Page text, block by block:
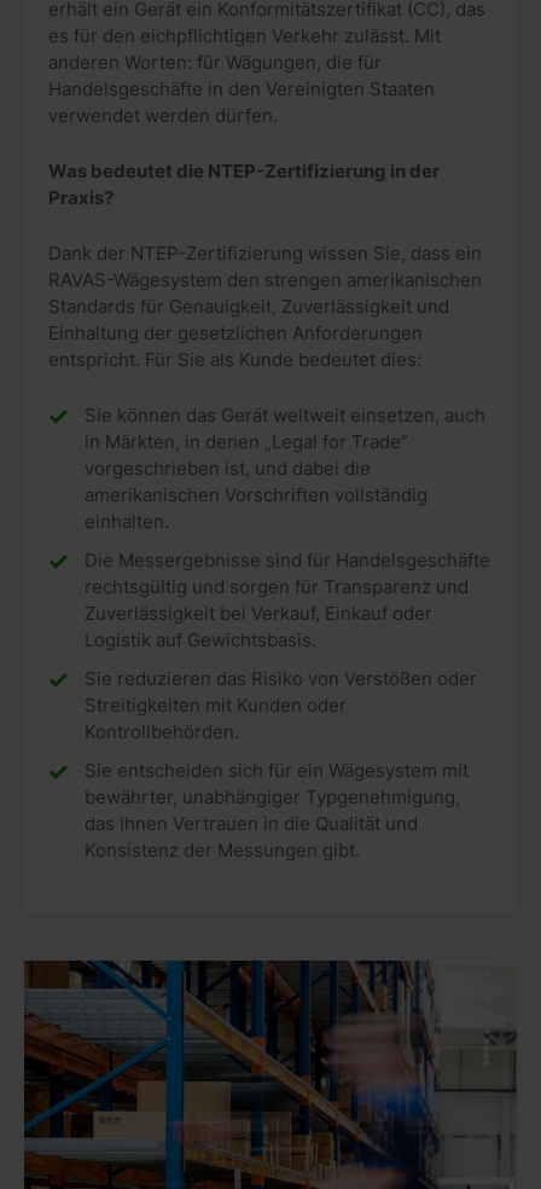
erhält ein Gerät ein Konformitätszertifikat (CC), das
es für den eichpflichtigen Verkehr zulässt. Mit
anderen Worten: für Wägungen, die für
Handelsgeschäfte in den Vereinigten Staaten
verwendet werden dürfen.
Was bedeutet die NTEP-Zertifizierung in der
Praxis?
Dank der NTEP-Zertifizierung wissen Sie, dass ein
RAVAS-Wägesystem den strengen amerikanischen
Standards für Genauigkeit, Zuverlässigkeit und
Einhaltung der gesetzlichen Anforderungen
entspricht. Für Sie als Kunde bedeutet dies:
Sie können das Gerät weltweit einsetzen, auch
in Märkten, in denen „Legal for Trade”
vorgeschrieben ist, und dabei die
amerikanischen Vorschriften vollständig
einhalten.
Die Messergebnisse sind für Handelsgeschäfte
rechtsgültig und sorgen für Transparenz und
Zuverlässigkeit bei Verkauf, Einkauf oder
Logistik auf Gewichtsbasis.
Sie reduzieren das Risiko von Verstößen oder
Streitigkeiten mit Kunden oder
Kontrollbehörden.
Sie entscheiden sich für ein Wägesystem mit
bewährter, unabhängiger Typgenehmigung,
das Ihnen Vertrauen in die Qualität und
Konsistenz der Messungen gibt.